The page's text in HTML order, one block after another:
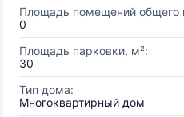
Площадь помещений общего
0
Площадь парковки, м²:
30
Тип дома:
Многоквартирный дом